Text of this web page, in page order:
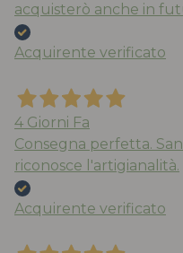
acquisterò anche in
Acquirente verificato
4 Giorni Fa
Consegna perfetta.
riconosce l'artigianalità.
Acquirente verificato